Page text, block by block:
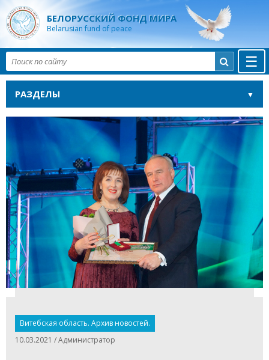
БЕЛОРУССКИЙ ФОНД МИРА
Belarusian fund of peace
☰

РАЗДЕЛЫ
Витебская область. Архив новостей.
10.03.2021 / Администратор